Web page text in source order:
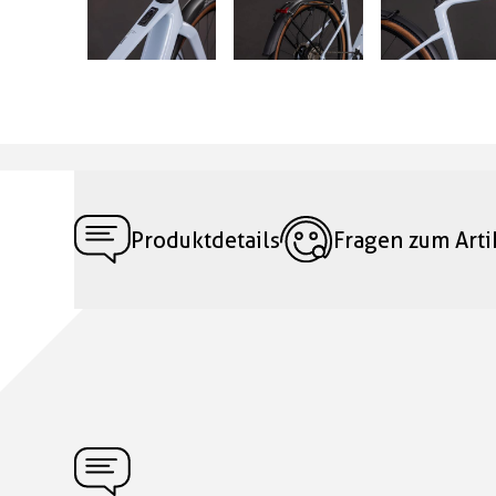
Produktdetails Fragen zum